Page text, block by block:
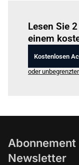
Lesen Sie
einem
Kostenlosen
oder
Abonnement
Newsletter